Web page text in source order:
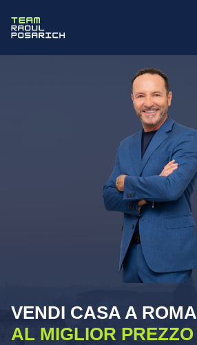
VENDI CASA A ROMA
AL MIGLIOR PREZZO